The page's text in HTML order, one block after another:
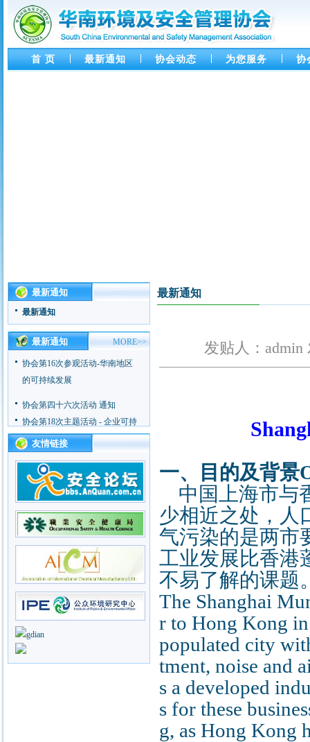
首 页 最新通知 协会动态 为您服务 协
最新通知
最新通知
最新通知 MORE>>
协会第18次主题活动 - 企业可持
续发展
协会第17次主题活动 - 企业应急
能力建设
协会第16次参观活动-华南地区
的可持续发展
协会第18次主题活动 - 企业可持
续发展
协会第17次主题活动 - 企业应急
能力建设
协会第16次参观活动-华南地区
的可持续发展
友情链接
最新通知
发贴人：admin
一、目的及背景
中国上海市与
少相近之处，人
气污染的是两市
工业发展比香港
不易了解的课题
The Shanghai
r to Hong Kong
populated city
tment, noise and
s a developed
s for these
g, as Hong Kong